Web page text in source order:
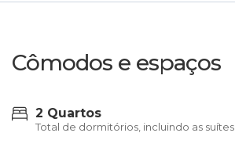
Cômodos e espaços
2 Quartos
Total de dormitórios, incluindo as suítes